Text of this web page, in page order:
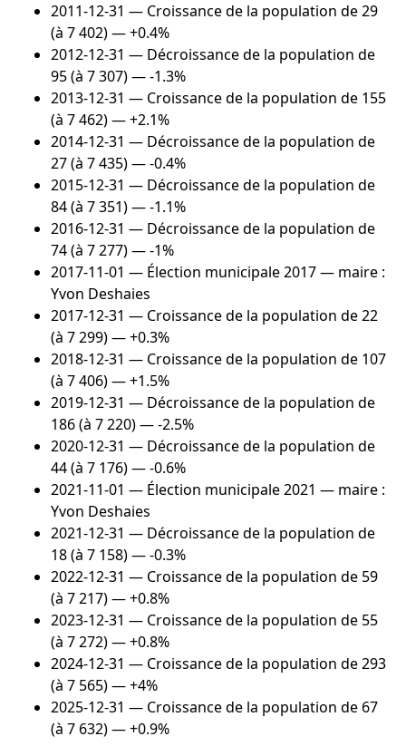
2011-12-31 — Croissance de la population de 29
(à 7 402) — +0.4%
2012-12-31 — Décroissance de la population de
95 (à 7 307) — -1.3%
2013-12-31 — Croissance de la population de 155
(à 7 462) — +2.1%
2014-12-31 — Décroissance de la population de
27 (à 7 435) — -0.4%
2015-12-31 — Décroissance de la population de
84 (à 7 351) — -1.1%
2016-12-31 — Décroissance de la population de
74 (à 7 277) — -1%
2017-11-01 — Élection municipale 2017 — maire :
Yvon Deshaies
2017-12-31 — Croissance de la population de 22
(à 7 299) — +0.3%
2018-12-31 — Croissance de la population de 107
(à 7 406) — +1.5%
2019-12-31 — Décroissance de la population de
186 (à 7 220) — -2.5%
2020-12-31 — Décroissance de la population de
44 (à 7 176) — -0.6%
2021-11-01 — Élection municipale 2021 — maire :
Yvon Deshaies
2021-12-31 — Décroissance de la population de
18 (à 7 158) — -0.3%
2022-12-31 — Croissance de la population de 59
(à 7 217) — +0.8%
2023-12-31 — Croissance de la population de 55
(à 7 272) — +0.8%
2024-12-31 — Croissance de la population de 293
(à 7 565) — +4%
2025-12-31 — Croissance de la population de 67
(à 7 632) — +0.9%